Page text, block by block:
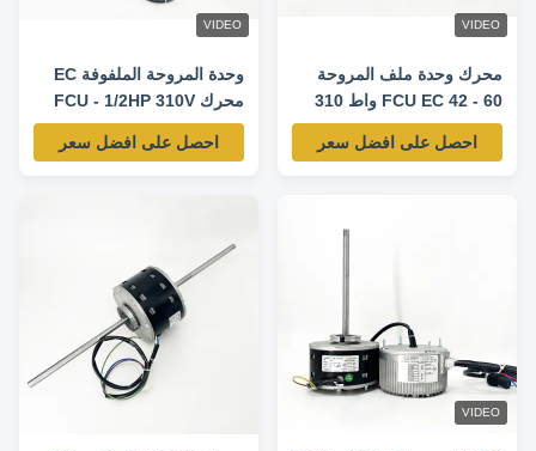
VIDEO
محرك وحدة ملف المروحة
FCU EC 42 - 60 واط 310
فولت 50/60 هرتز 1300 دورة
في الدقيقة
احصل على افضل سعر
VIDEO
وحدة المروحة الملفوفة EC
محرك FCU - 1/2HP 310V
50/60HZ 1300RPM
احصل على افضل سعر
VIDEO